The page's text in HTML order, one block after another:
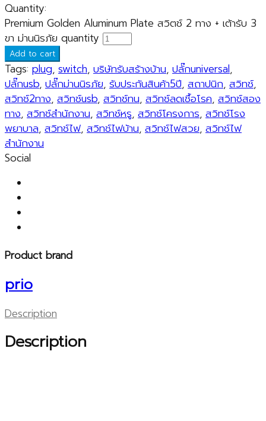
Quantity:
Premium Golden Aluminum Plate สวิตช์ 2 ทาง + เต้ารับ 3
ขา ม่านนิรภัย quantity
Add to cart
Tags: plug, switch, บริษัทรับสร้างบ้าน, ปลั๊กuniversal,
ปลั๊กusb, ปลั๊กม่านนิรภัย, รับประกันสินค้า5ปี, สถาปนิก, สวิทช์,
สวิทช์2ทาง, สวิทช์usb, สวิทช์ทน, สวิทช์ลดเชื้อโรค, สวิทช์สอง
ทาง, สวิทช์สำนักงาน, สวิทช์หรู, สวิทช์โครงการ, สวิทช์โรง
พยาบาล, สวิทช์ไฟ, สวิทช์ไฟบ้าน, สวิทช์ไฟสวย, สวิทช์ไฟ
สำนักงาน
Social
Product brand
prio
Description
Description